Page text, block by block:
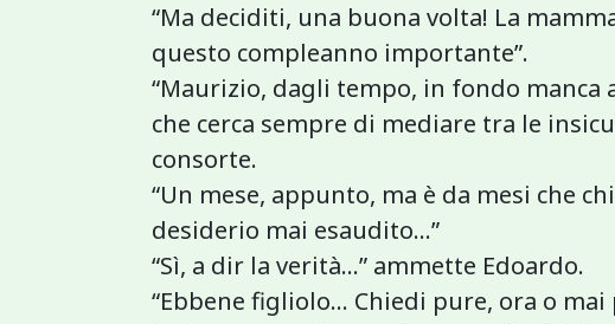
“Ma deciditi, una buona volta! La
questo compleanno importante”.
“Maurizio, dagli tempo, in fondo manca
che cerca sempre di mediare tra le
consorte.
“Un mese, appunto, ma è da mesi che
desiderio mai esaudito…”
“Sì, a dir la verità…” ammette Edoardo.
“Ebbene figliolo… Chiedi pure, ora o mai